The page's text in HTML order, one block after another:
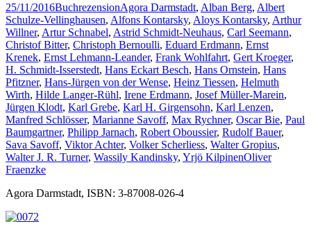
25/11/2016BuchrezensionAgora Darmstadt, Alban Berg, Albert
Schulze-Vellinghausen, Alfons Kontarsky, Aloys Kontarsky, Arthur
Willner, Artur Schnabel, Astrid Schmidt-Neuhaus, Carl Seemann,
Christof Bitter, Christoph Bernoulli, Eduard Erdmann, Ernst
Krenek, Ernst Lehmann-Leander, Frank Wohlfahrt, Gert Kroeger,
H. Schmidt-Isserstedt, Hans Eckart Besch, Hans Ornstein, Hans
Pfitzner, Hans-Jürgen von der Wense, Heinz Tiessen, Helmuth
Wirth, Hilde Langer-Rühl, Irene Erdmann, Josef Müller-Marein,
Jürgen Klodt, Karl Grebe, Karl H. Girgensohn, Karl Lenzen,
Manfred Schlösser, Marianne Savoff, Max Rychner, Oscar Bie, Paul
Baumgartner, Philipp Jarnach, Robert Oboussier, Rudolf Bauer,
Sava Savoff, Viktor Achter, Volker Scherliess, Walter Gropius,
Walter J. R. Turner, Wassily Kandinsky, Yrjö KilpinenOliver
Fraenzke
Agora Darmstadt, ISBN: 3-87008-026-4